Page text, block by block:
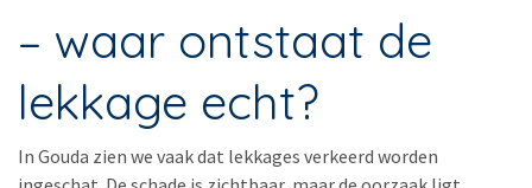
– waar ontstaat de
lekkage echt?
In Gouda zien we vaak dat lekkages verkeerd worden